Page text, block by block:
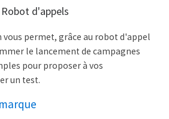
Robot d'appels
permet, grâce au robot d'appel
le lancement de campagnes
pour proposer à vos
un test.